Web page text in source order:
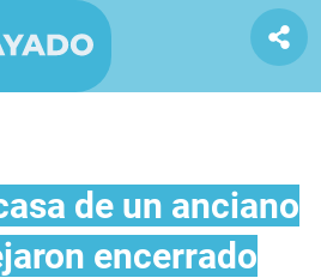
de un anciano
encerrado